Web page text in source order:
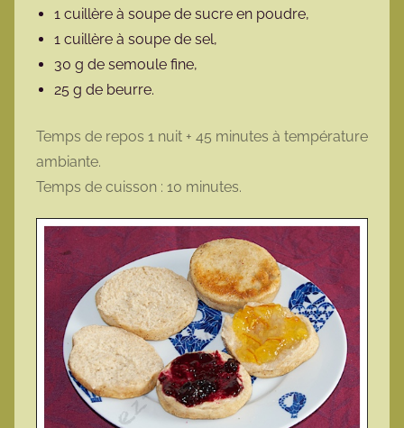
1 cuillère à soupe de sucre en poudre,
1 cuillère à soupe de sel,
30 g de semoule fine,
25 g de beurre.
Temps de repos 1 nuit + 45 minutes à température
ambiante.
Temps de cuisson : 10 minutes.